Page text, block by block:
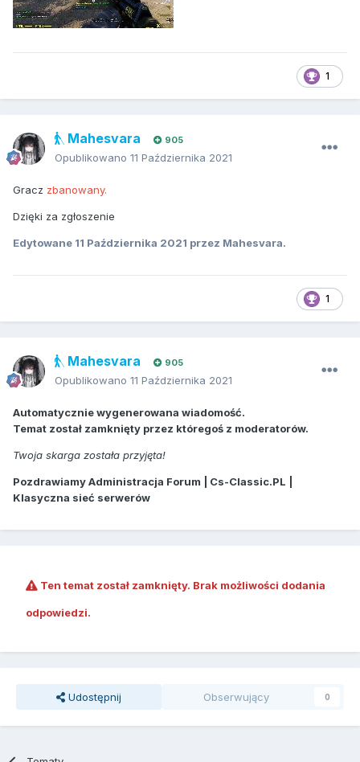
1
Mahesvara 905
Opublikowano 11 Października 2021
Gracz zbanowany.
Dzięki za zgłoszenie
Edytowane 11 Października 2021 przez Mahesvara.
1
Mahesvara 905
Opublikowano 11 Października 2021
Automatycznie wygenerowana wiadomość.
Temat został zamknięty przez któregoś z moderatorów.
Twoja skarga została przyjęta!
Pozdrawiamy Administracja Forum | Cs-Classic.PL |
Klasyczna sieć serwerów
Ten temat został zamknięty. Brak możliwości dodania
odpowiedzi.
Udostępnij Obserwujący 0